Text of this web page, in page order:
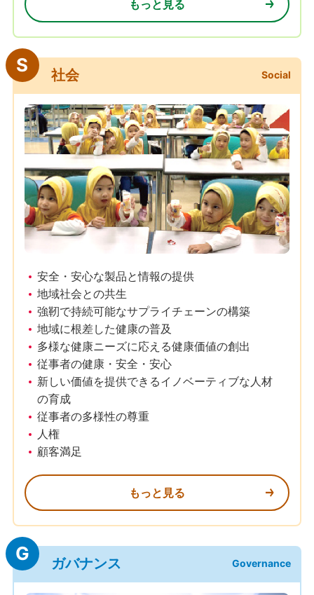
もっと見る
S 社会 Social
安全・安心な製品と情報の提供
地域社会との共生
強靭で持続可能なサプライチェーンの構築
地域に根差した健康の普及
多様な健康ニーズに応える健康価値の創出
従事者の健康・安全・安心
新しい価値を提供できるイノベーティブな人材
の育成
従事者の多様性の尊重
人権
顧客満足
もっと見る
G ガバナンス Governance